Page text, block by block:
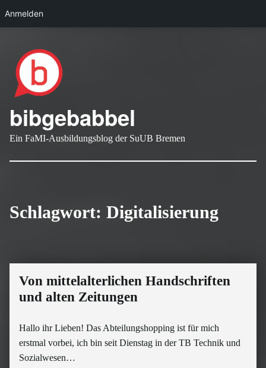
Anmelden
Skip to main navigation
Skip to main content
Skip to footer
bibgebabbel
Ein FaMI-Ausbildungsblog der SuUB Bremen
Schlagwort: Digitalisierung
Von mittelalterlichen Handschriften
und alten Zeitungen
Hallo ihr Lieben! Das Abteilungshopping ist für mich
erstmal vorbei, ich bin seit Dienstag in der TB Technik und
Sozialwesen…